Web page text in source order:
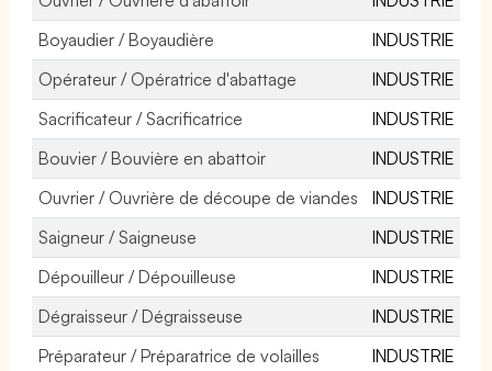
Boyaudier / Boyaudière
INDUSTRIE
Opérateur / Opératrice d'abattage
INDUSTRIE
Sacrificateur / Sacrificatrice
INDUSTRIE
Bouvier / Bouvière en abattoir
INDUSTRIE
Ouvrier / Ouvrière de découpe de viandes
INDUSTRIE
Saigneur / Saigneuse
INDUSTRIE
Dépouilleur / Dépouilleuse
INDUSTRIE
Dégraisseur / Dégraisseuse
INDUSTRIE
Préparateur / Préparatrice de volailles
INDUSTRIE